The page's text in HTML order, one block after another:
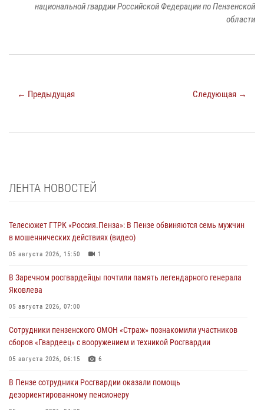
национальной гвардии Российской Федерации по Пензенской
области
← Предыдущая Следующая →
ЛЕНТА НОВОСТЕЙ
Телесюжет ГТРК «Россия.Пенза»: В Пензе обвиняются семь мужчин
в мошеннических действиях (видео)
05 августа 2026, 15:50 1
В Заречном росгвардейцы почтили память легендарного генерала
Яковлева
05 августа 2026, 07:00
Сотрудники пензенского ОМОН «Страж» познакомили участников
сборов «Гвардеец» с вооружением и техникой Росгвардии
05 августа 2026, 06:15 6
В Пензе сотрудники Росгвардии оказали помощь
дезориентированному пенсионеру